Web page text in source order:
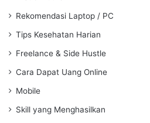
Rekomendasi Laptop / PC
Tips Kesehatan Harian
Freelance & Side Hustle
Cara Dapat Uang Online
Mobile
Skill yang Menghasilkan